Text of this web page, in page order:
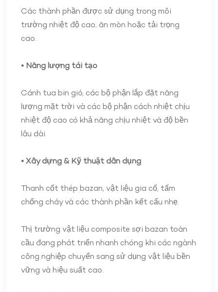
Các thành phần được sử dụng trong môi
trường nhiệt độ cao, ăn mòn hoặc tải trọng
cao.
• Năng lượng tái tạo
Cánh tua bin gió, các bộ phận lắp đặt năng
lượng mặt trời và các bộ phận cách nhiệt chịu
nhiệt độ cao có khả năng chịu nhiệt và độ bền
lâu dài.
• Xây dựng & Kỹ thuật dân dụng
Thanh cốt thép bazan, vật liệu gia cố, tấm
chống cháy và các thành phần kết cấu nhẹ.
Thị trường vật liệu composite sợi bazan toàn
cầu đang phát triển nhanh chóng khi các ngành
công nghiệp chuyển sang sử dụng vật liệu bền
vững và hiệu suất cao.